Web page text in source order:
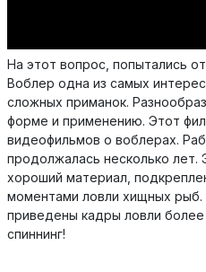
На этот вопрос, попытались
Воблер одна из самых
сложных приманок.
форме и применению. Этот
видеофильмов о воблерах.
продолжалась несколько лет.
хороший материал,
моментами ловли хищных рыб.
приведены кадры ловли
спиннинг!